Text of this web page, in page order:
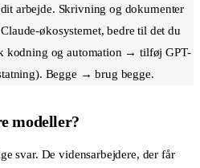
arbejde. Skrivning og dokumenter
økosystemet, bedre til det du
kodning og automation → tilføj GPT-
Begge → brug begge.
modeller?
svar. De vidensarbejdere, der får